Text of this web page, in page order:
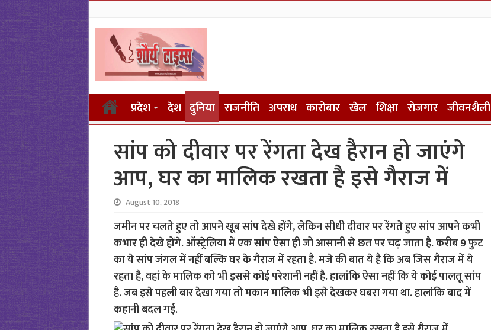
प्रदेश देश दुनिया राजनीति अपराध कारोबार खेल शिक्षा रोजगार जीवनशैली
सांप को दीवार पर रेंगता देख हैरान हो जाएंगे
आप, घर का मालिक रखता है इसे गैराज में
August 10, 2018
जमीन पर चलते हुए तो आपने खूब सांप देखे होंगे, लेकिन सीधी दीवार पर रेंगते हुए सांप आपने कभी
कभार ही देखे होंगे. ऑस्ट्रेलिया में एक सांप ऐसा ही जो आसानी से छत पर चढ़ जाता है. करीब 9 फुट
का ये सांप जंगल में नहीं बल्कि घर के गैराज में रहता है. मजे की बात ये है कि अब जिस गैराज में ये
रहता है, वहां के मालिक को भी इससे कोई परेशानी नहीं है. हालांकि ऐसा नहीं कि ये कोई पालतू सांप
है. जब इसे पहली बार देखा गया तो मकान मालिक भी इसे देखकर घबरा गया था. हालांकि बाद में
कहानी बदल गई.